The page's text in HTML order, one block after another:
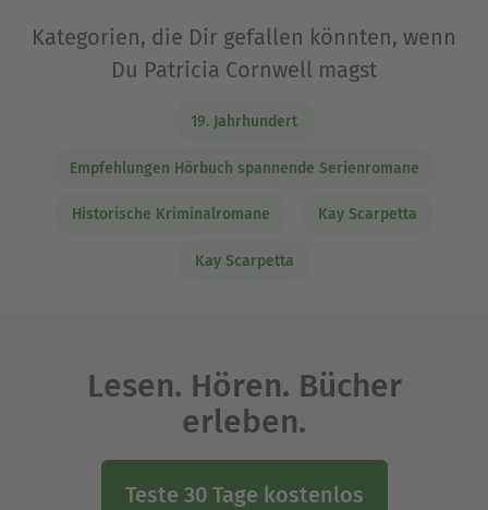
Kategorien, die Dir gefallen könnten, wenn
Du Patricia Cornwell magst
19. Jahrhundert
Empfehlungen Hörbuch spannende Serienromane
Historische Kriminalromane Kay Scarpetta
Kay Scarpetta
Lesen. Hören. Bücher
erleben.
Teste 30 Tage kostenlos